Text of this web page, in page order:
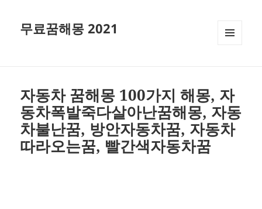
무료꿈해몽 2021
자동차 꿈해몽 100가지 해몽, 자
동차폭발죽다살아난꿈해몽, 자동
차불난꿈, 방안자동차꿈, 자동차
따라오는꿈, 빨간색자동차꿈